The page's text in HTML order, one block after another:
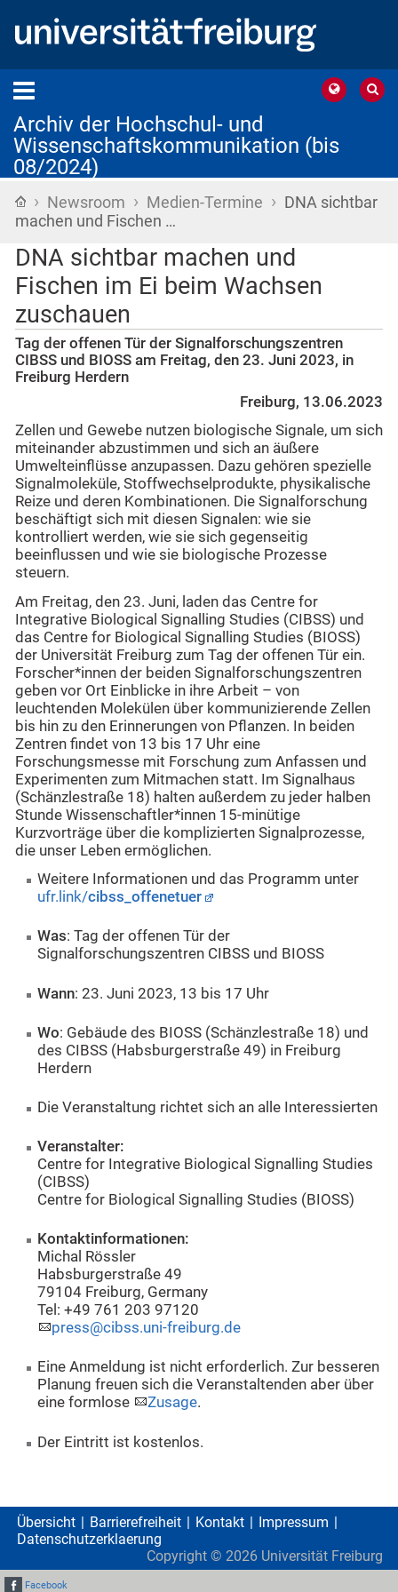
Archiv der Hochschul- und
Wissenschaftskommunikation (bis
08/2024)
Startseite
› Newsroom › Medien-Termine › DNA sichtbar
machen und Fischen …
DNA sichtbar machen und
Fischen im Ei beim Wachsen
zuschauen
Tag der offenen Tür der Signalforschungszentren
CIBSS und BIOSS am Freitag, den 23. Juni 2023, in
Freiburg Herdern
Freiburg, 13.06.2023
Zellen und Gewebe nutzen biologische Signale, um sich
miteinander abzustimmen und sich an äußere
Umwelteinflüsse anzupassen. Dazu gehören spezielle
Signalmoleküle, Stoffwechselprodukte, physikalische
Reize und deren Kombinationen. Die Signalforschung
beschäftigt sich mit diesen Signalen: wie sie
kontrolliert werden, wie sie sich gegenseitig
beeinflussen und wie sie biologische Prozesse
steuern.
Am Freitag, den 23. Juni, laden das Centre for
Integrative Biological Signalling Studies (CIBSS) und
das Centre for Biological Signalling Studies (BIOSS)
der Universität Freiburg zum Tag der offenen Tür ein.
Forscher*innen der beiden Signalforschungszentren
geben vor Ort Einblicke in ihre Arbeit – von
leuchtenden Molekülen über kommunizierende Zellen
bis hin zu den Erinnerungen von Pflanzen. In beiden
Zentren findet von 13 bis 17 Uhr eine
Forschungsmesse mit Forschung zum Anfassen und
Experimenten zum Mitmachen statt. Im Signalhaus
(Schänzlestraße 18) halten außerdem zu jeder halben
Stunde Wissenschaftler*innen 15-minütige
Kurzvorträge über die komplizierten Signalprozesse,
die unser Leben ermöglichen.
Weitere Informationen und das Programm unter
ufr.link/cibss_offenetuer
Was: Tag der offenen Tür der
Signalforschungszentren CIBSS und BIOSS
Wann: 23. Juni 2023, 13 bis 17 Uhr
Wo: Gebäude des BIOSS (Schänzlestraße 18) und
des CIBSS (Habsburgerstraße 49) in Freiburg
Herdern
Die Veranstaltung richtet sich an alle Interessierten
Veranstalter:
Centre for Integrative Biological Signalling Studies
(CIBSS)
Centre for Biological Signalling Studies (BIOSS)
Kontaktinformationen:
Michal Rössler
Habsburgerstraße 49
79104 Freiburg, Germany
Tel: +49 761 203 97120
press@cibss.uni-freiburg.de
Eine Anmeldung ist nicht erforderlich. Zur besseren
Planung freuen sich die Veranstaltenden aber über
eine formlose
Zusage.
Der Eintritt ist kostenlos.
Übersicht Barrierefreiheit Kontakt
Impressum
Datenschutzerklaerung
Copyright © 2026 Universität Freiburg
Facebook